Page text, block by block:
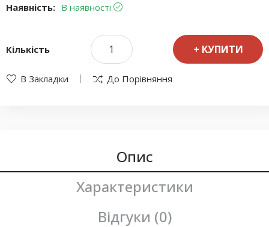
Наявність: В наявності
Кількість КУПИТИ
В Закладки До Порівняння
Опис
Характеристики
Відгуки (0)